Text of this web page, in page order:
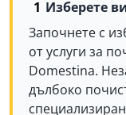
Изберете
Започнете с
от услуги за
Domestina.
дълбоко